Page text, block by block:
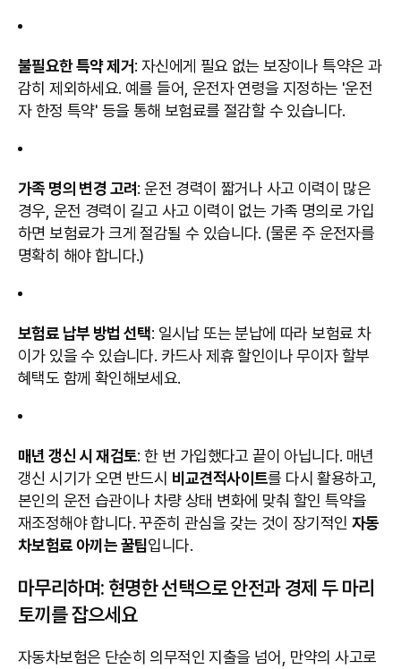
불필요한 특약 제거: 자신에게 필요 없는 보장이나 특약은 과
감히 제외하세요. 예를 들어, 운전자 연령을 지정하는 '운전
자 한정 특약' 등을 통해 보험료를 절감할 수 있습니다.
가족 명의 변경 고려: 운전 경력이 짧거나 사고 이력이 많은
경우, 운전 경력이 길고 사고 이력이 없는 가족 명의로 가입
하면 보험료가 크게 절감될 수 있습니다. (물론 주 운전자를
명확히 해야 합니다.)
보험료 납부 방법 선택: 일시납 또는 분납에 따라 보험료 차
이가 있을 수 있습니다. 카드사 제휴 할인이나 무이자 할부
혜택도 함께 확인해보세요.
매년 갱신 시 재검토: 한 번 가입했다고 끝이 아닙니다. 매년
갱신 시기가 오면 반드시 비교견적사이트를 다시 활용하고,
본인의 운전 습관이나 차량 상태 변화에 맞춰 할인 특약을
재조정해야 합니다. 꾸준히 관심을 갖는 것이 장기적인 자동
차보험료 아끼는 꿀팁입니다.
마무리하며: 현명한 선택으로 안전과 경제 두 마리
토끼를 잡으세요
자동차보험은 단순히 의무적인 지출을 넘어, 만약의 사고로